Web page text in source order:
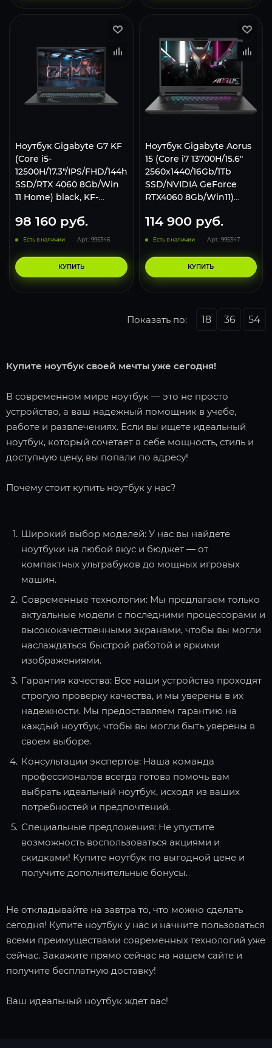
Ноутбук Gigabyte G7 KF
(Core i5-
12500H/17.3"/IPS/FHD/144hz/16Gb/512Gb
SSD/RTX 4060 8Gb/Win
11 Home) black, KF-
98 160 руб.
Есть в наличии Арт.: 995346
КУПИТЬ
Ноутбук Gigabyte Aorus
15 (Core i7 13700H/15.6"
2560x1440/16Gb/1Tb
SSD/NVIDIA GeForce
RTX4060 8Gb/Win11)
114 900руб.
Есть в наличии Арт.: 995347
КУПИТЬ
Показать по: 18 36 54
Купите ноутбук своей мечты уже сегодня!
В современном мире ноутбук — это не просто
устройство, а ваш надежный помощник в учебе,
работе и развлечениях. Если вы ищете идеальный
ноутбук, который сочетает в себе мощность, стиль и
доступную цену, вы попали по адресу!
Почему стоит купить ноутбук у нас?
Широкий выбор моделей: У нас вы найдете
ноутбуки на любой вкус и бюджет — от
компактных ультрабуков до мощных игровых
машин.
Современные технологии: Мы предлагаем только
актуальные модели с последними процессорами и
высококачественными экранами, чтобы вы могли
наслаждаться быстрой работой и яркими
изображениями.
Гарантия качества: Все наши устройства проходят
строгую проверку качества, и мы уверены в их
надежности. Мы предоставляем гарантию на
каждый ноутбук, чтобы вы могли быть уверены в
своем выборе.
Консультации экспертов: Наша команда
профессионалов всегда готова помочь вам
выбрать идеальный ноутбук, исходя из ваших
потребностей и предпочтений.
Специальные предложения: Не упустите
возможность воспользоваться акциями и
скидками! Купите ноутбук по выгодной цене и
получите дополнительные бонусы.
Не откладывайте на завтра то, что можно сделать
сегодня! Купите ноутбук у нас и начните пользоваться
всеми преимуществами современных технологий уже
сейчас. Закажите прямо сейчас на нашем сайте и
получите бесплатную доставку!
Ваш идеальный ноутбук ждет вас!